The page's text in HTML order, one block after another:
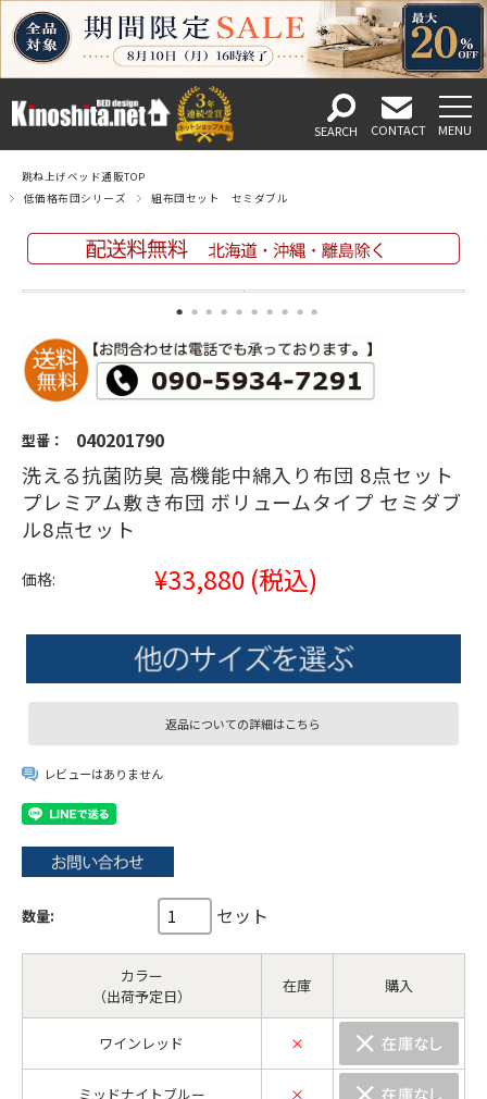
跳ね上げベッド通販TOP
低価格布団シリーズ
組布団セット セミダブル
型番： 040201790
洗える抗菌防臭 高機能中綿入り布団 8点セット
プレミアム敷き布団 ボリュームタイプ セミダブ
ル8点セット
価格: ¥33,880 (税込)
返品についての詳細はこちら
レビューはありません
数量: セット
カラー
（出荷予定日）
在庫 購入
ワインレッド ×
ミッドナイトブルー ×